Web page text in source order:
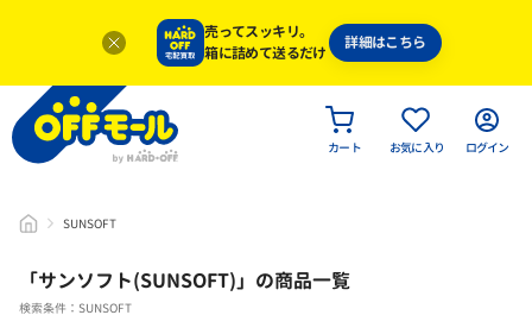
売ってスッキリ。
箱に詰めて送るだけ
詳細はこちら
カート お気に入り ログイン
SUNSOFT
「サンソフト(SUNSOFT)」 の商品一覧
検索条件：SUNSOFT